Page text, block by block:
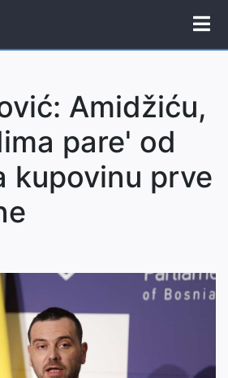
Amidžiću,
pare' od
kupovinu prve